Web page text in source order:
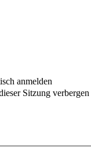
anmelden
Sitzung verbergen